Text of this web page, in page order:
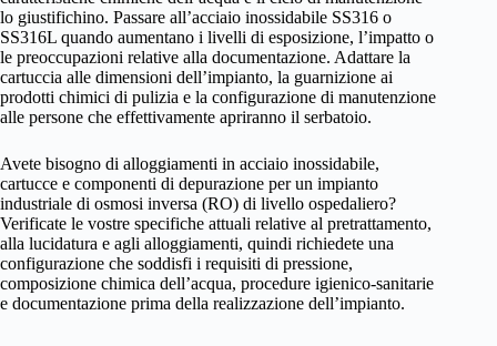
lo giustifichino. Passare all’acciaio inossidabile SS316 o
SS316L quando aumentano i livelli di esposizione, l’impatto o
le preoccupazioni relative alla documentazione. Adattare la
cartuccia alle dimensioni dell’impianto, la guarnizione ai
prodotti chimici di pulizia e la configurazione di manutenzione
alle persone che effettivamente apriranno il serbatoio.
Avete bisogno di alloggiamenti in acciaio inossidabile,
cartucce e componenti di depurazione per un impianto
industriale di osmosi inversa (RO) di livello ospedaliero?
Verificate le vostre specifiche attuali relative al pretrattamento,
alla lucidatura e agli alloggiamenti, quindi richiedete una
configurazione che soddisfi i requisiti di pressione,
composizione chimica dell’acqua, procedure igienico-sanitarie
e documentazione prima della realizzazione dell’impianto.